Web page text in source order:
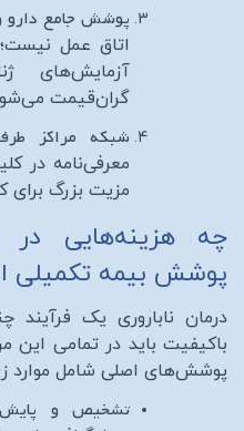
پوشش جامع دارو و
اتاق عمل
آزمایش‌های
گران‌قیمت
شبکه مراکز
معرفی‌نامه در
مزیت بزرگ
چه هزینه‌هایی در
پوشش بیمه تکمیلی
درمان ناباروری یک فرآیند
باکیفیت باید در تمامی این
پوشش‌های اصلی شامل موارد
تشخیص و